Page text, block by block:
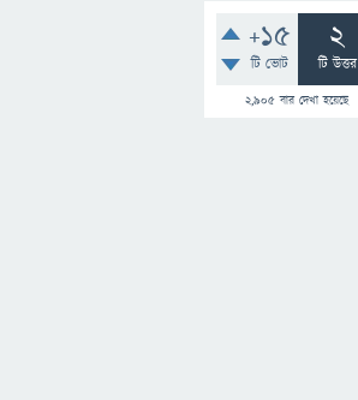
+15
টি ভোট
2
টি উত্তর
2,905বার দেখা হয়েছে